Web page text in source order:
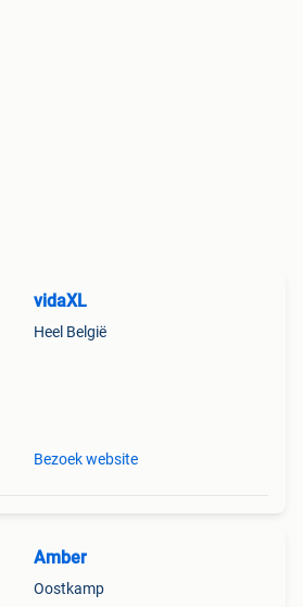
vidaXL
Heel België
Bezoek website
Amber
Oostkamp